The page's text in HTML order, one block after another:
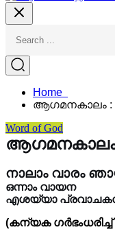
Home
ആഗമനകാലം :
Word of God
നാലാം വാരം
ഒന്നാം വായന
എശയ്യാ
(കന്യക